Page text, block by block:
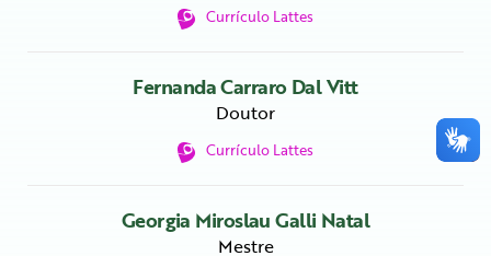
Currículo Lattes
Fernanda Carraro Dal Vitt
Doutor
Currículo Lattes
Georgia Miroslau Galli Natal
Mestre